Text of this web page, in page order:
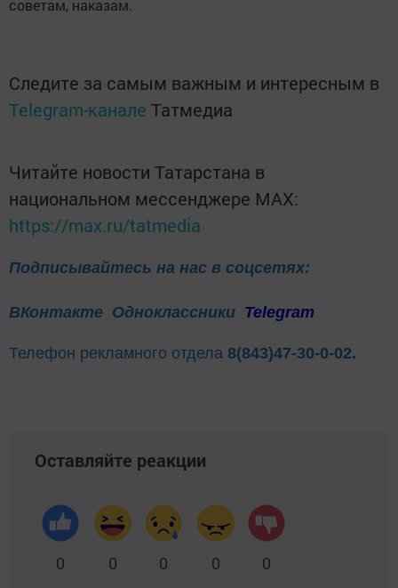
советам, наказам.
Следите за самым важным и интересным в
Telegram-канале Татмедиа
Читайте новости Татарстана в
национальном мессенджере MАХ:
https://max.ru/tatmedia
Подписывайтесь на нас в соцсетях:
ВКонтакте Одноклассники Telegram
Телефон рекламного отдела 8(843)47-30-0-02.
Оставляйте реакции
0 0 0 0 0